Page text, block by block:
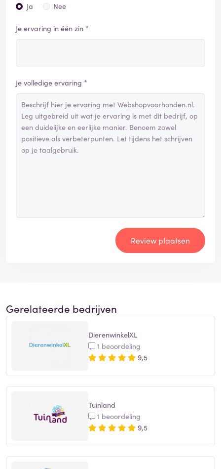
Ja Nee
Je ervaring in één zin *
Je volledige ervaring *
Review plaatsen
Gerelateerde bedrijven
DierenwinkelXL
1 beoordeling
9,5
Tuinland
1 beoordeling
9,5